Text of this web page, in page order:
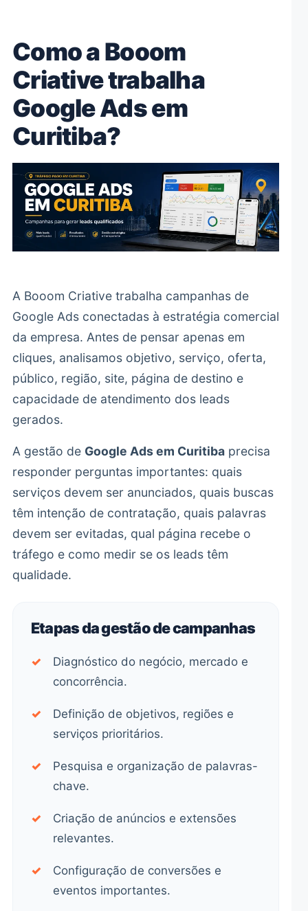
Como a Booom
Criative trabalha
Google Ads em
Curitiba?
A Booom Criative trabalha campanhas de
Google Ads conectadas à estratégia comercial
da empresa. Antes de pensar apenas em
cliques, analisamos objetivo, serviço, oferta,
público, região, site, página de destino e
capacidade de atendimento dos leads
gerados.
A gestão de Google Ads em Curitiba precisa
responder perguntas importantes: quais
serviços devem ser anunciados, quais buscas
têm intenção de contratação, quais palavras
devem ser evitadas, qual página recebe o
tráfego e como medir se os leads têm
qualidade.
Etapas da gestão de campanhas
✓
Diagnóstico do negócio, mercado e
concorrência.
✓
Definição de objetivos, regiões e
serviços prioritários.
✓
Pesquisa e organização de palavras-
chave.
✓
Criação de anúncios e extensões
relevantes.
✓
Configuração de conversões e
eventos importantes.